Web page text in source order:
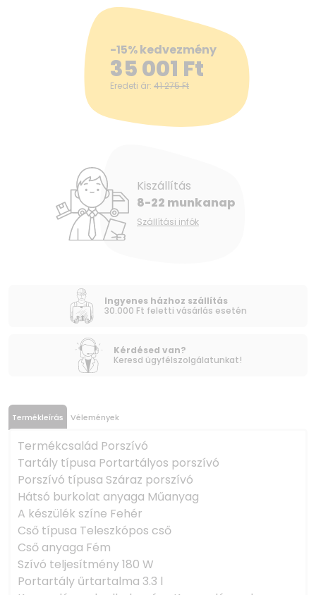
-15% kedvezmény
35 001 Ft
Eredeti ár: 41 275Ft
Kiszállítás
8-22 munkanap
Szállítási infók
Ingyenes házhoz szállítás
30.000 Ft feletti vásárlás esetén
Kérdésed van?
Keresd ügyfélszolgálatunkat!
Termékleírás Vélemények
Termékcsalád Porszívó
Tartály típusa Portartályos porszívó
Porszívó típusa Száraz porszívó
Hátsó burkolat anyaga Műanyag
A készülék színe Fehér
Cső típusa Teleszkópos cső
Cső anyaga Fém
Szívó teljesítmény 180 W
Portartály űrtartalma 3.3 l